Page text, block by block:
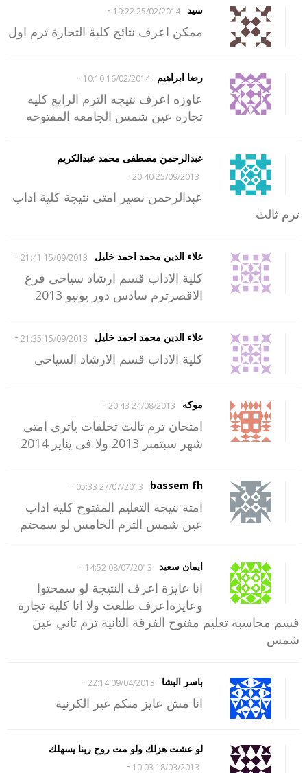
سيد 25/02/2014 19:22
-
ممكن اعرف نتائج كلية التجارة ترم اول
رضا ابراهيم 16/02/2014 10:10
-
عاوزه اعرف نتيجه الترم الرابع كليه
تجاره عين شمس الجامعه المفتوحه
عبدالرحمن مصطفى محمد عبدالكريم
25/09/2013 20:40
-
عبدالرحمن نصير امتى نتيجة كلية اداب
ترم ثالث
علاء الدين محمد احمد خليل 15/09/2013 21:41
-
كلية الاداب قسم ارشاد سياحى فرع
الاقصرترم سادس دور يونيو 2013
علاء الدين محمد احمد خليل 15/09/2013 21:35
-
كلية الاداب قسم الارشاد السياحى
موكه 24/08/2013 20:43
-
امتحان ترم تالت تخلفات ياترى امتى
شهر سبتمبر 2013 ولا فى يناير 2014
bassem fh
27/07/2013 05:33
-
امتة نتيجة التعليم المفتوح كلية اداب
عين شمس الترم الخامس لو سمحتم
ايمان سعيد 08/07/2013 14:52
-
انا عايزة اعرف النتيجة لو سمحتوا
وعايزةاعرف طلعت ولا انا كلية تجارة
قسم محاسبة تعليم مفتوح الفرقة التانية ترم تاني عين
شمس
باسر البشا 09/04/2013 22:14
-
انا مش عايز منكم غير الكرنية
لو عشت هزلك ولو مت روح ربنا يسهلك
18/03/2013 10:03
-